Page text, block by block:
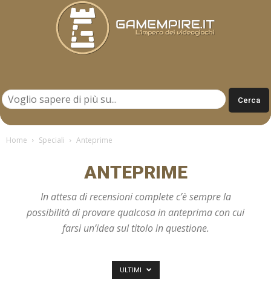
Home Speciali Anteprime
ANTEPRIME
In attesa di recensioni complete c’è sempre la
possibilità di provare qualcosa in anteprima con cui
farsi un’idea sul titolo in questione.
ULTIMI